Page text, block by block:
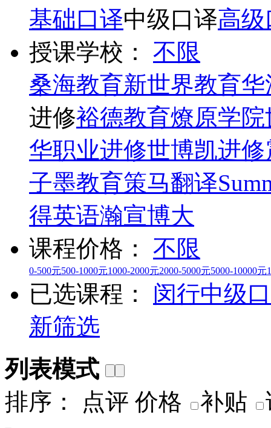
基础口译中级口译高
授课学校：
不限
桑海教育新世界教育华
进修裕德教育燎原学院
华职业进修世博凯进修
子墨教育策马翻译
得英语瀚宣博大
课程价格：
不限
0-500元500-1000元1000-2000元2000-5000元5000-10000元
已选课程： 闵行中级
新筛选
列表模式
排序：
点评 价格 补贴